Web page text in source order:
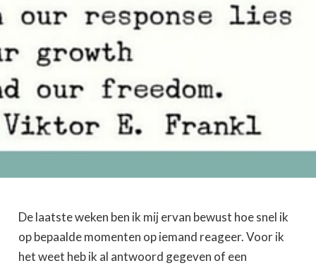
De laatste weken ben ik mij ervan bewust hoe snel ik
op bepaalde momenten op iemand reageer. Voor ik
het weet heb ik al antwoord gegeven of een